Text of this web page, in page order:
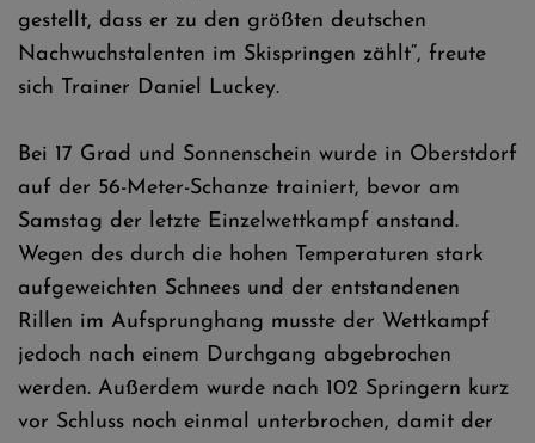
gestellt, dass er zu den größten deutschen
Nachwuchstalenten im Skispringen zählt“, freute
sich Trainer Daniel Luckey.
Bei 17 Grad und Sonnenschein wurde in Oberstdorf
auf der 56-Meter-Schanze trainiert, bevor am
Samstag der letzte Einzelwettkampf anstand.
Wegen des durch die hohen Temperaturen stark
aufgeweichten Schnees und der entstandenen
Rillen im Aufsprunghang musste der Wettkampf
jedoch nach einem Durchgang abgebrochen
werden. Außerdem wurde nach 102 Springern kurz
vor Schluss noch einmal unterbrochen, damit der